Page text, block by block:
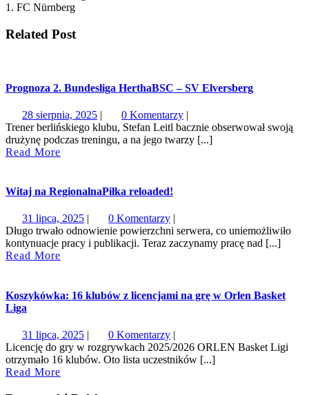
1. FC Nürnberg
Related Post
Prognoza 2. Bundesliga HerthaBSC – SV Elversberg
28 sierpnia, 202528
sierpnia,
2025
| 0 Komentarzy |
Trener berlińskiego klubu, Stefan Leitl bacznie obserwował swoją
drużynę podczas treningu, a na jego twarzy [...]
Read More
Witaj na RegionalnaPiłka reloaded!
31 lipca, 202531
lipca,
2025
| 0 Komentarzy |
Długo trwało odnowienie powierzchni serwera, co uniemożliwiło
kontynuacje pracy i publikacji. Teraz zaczynamy pracę nad [...]
Read More
Koszykówka: 16 klubów z licencjami na grę w Orlen Basket
Liga
31 lipca, 202531
lipca,
2025
| 0 Komentarzy |
Licencję do gry w rozgrywkach 2025/2026 ORLEN Basket Ligi
otrzymało 16 klubów. Oto lista uczestników [...]
Read More